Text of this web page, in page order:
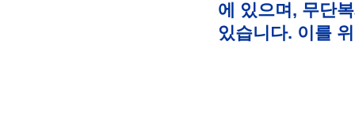
에 있으며, 무단
있습니다. 이를